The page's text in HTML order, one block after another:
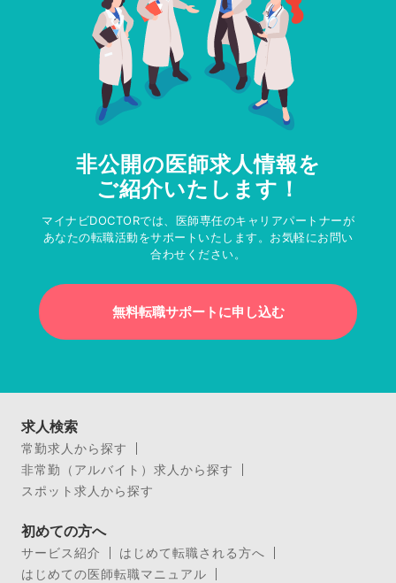
非公開の医師求人情報を
ご紹介いたします！
マイナビDOCTORでは、医師専任のキャリアパートナーが
あなたの転職活動をサポートいたします。お気軽にお問い
合わせください。
無料転職サポートに申し込む
求人検索
常勤求人から探す
非常勤（アルバイト）求人から探す
スポット求人から探す
初めての方へ
サービス紹介
はじめて転職される方へ
はじめての医師転職マニュアル